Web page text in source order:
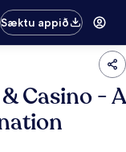
Sæktu appið
Casino - A